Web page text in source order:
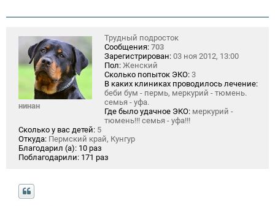
нинан
Трудный подросток
Сообщения: 703
Зарегистрирован: 03 ноя 2012, 13:00
Пол: Женский
Сколько попыток ЭКО: 3
В каких клиниках проводилось лечение:
беби бум - пермь, меркурий - тюмень.
семья - уфа.
Где было удачное ЭКО: меркурий -
тюмень!!! семья - уфа!!!
Сколько у вас детей: 5
Откуда: Пермский край, Кунгур
Благодарил (а): 10 раз
Поблагодарили: 171 раз